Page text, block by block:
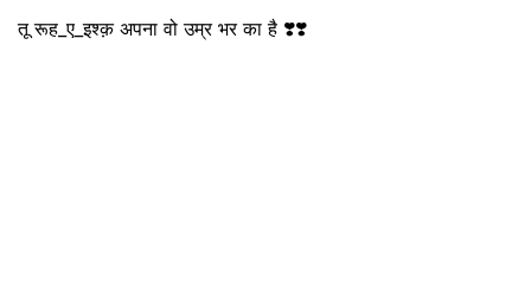
तू रूह_ए_इश्क़ अपना वो उम्र भर का है ❣️❣️